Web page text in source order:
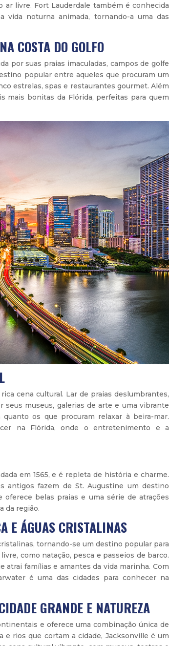
ar livre. Fort Lauderdale também é conhecida
vida noturna animada, tornando-a uma das
COSTA DO GOLFO
por suas praias imaculadas, campos de golfe
popular entre aqueles que procuram um
estrelas, spas e restaurantes gourmet. Além
mais bonitas da Flórida, perfeitas para quem
cena cultural. Lar de praias deslumbrantes,
seus museus, galerias de arte e uma vibrante
os que procuram relaxar à beira-mar.
na Flórida, onde o entretenimento e a
em 1565, e é repleta de história e charme.
antigos fazem de St. Augustine um destino
belas praias e uma série de atrações
da região.
E ÁGUAS CRISTALINAS
tornando-se um destino popular para
como natação, pesca e passeios de barco.
famílias e amantes da vida marinha. Com
é uma das cidades para conhecer na
GRANDE E NATUREZA
e oferece uma combinação única de
e rios que cortam a cidade, Jacksonville é um